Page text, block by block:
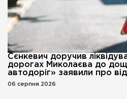
Сєнкевич доручив
дорогах Миколаєва до
автодоріг» заявили про
06 серпня 2026